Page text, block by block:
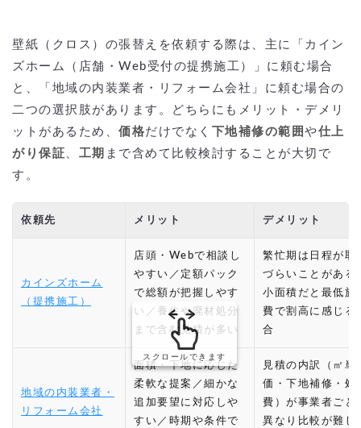
壁紙（クロス）の張替えを依頼する際は、主に「カイン
ズホーム（店舗・Web受付の提携施工）」に頼む場合
と、「地域の内装業者・リフォーム会社」に頼む場合の
二つの選択肢があります。どちらにもメリット・デメリ
ットがあるため、 価格だけでなく 下地補修の範囲 や仕上
がり保証
工期 まで含めて比較検討することが大切で
す。
依頼先 メリット デメリット
カインズホーム
（提携施工）
店頭・Webで相談し
やすい／定額パック
で総額が把握しやす
い／養生や廃材処分
まで含む見積が多い
繁忙期は日程が取
づらいことがある
小面積だと最低施
費で割高に感じる
合
地域の内装業者・
リフォーム会社
面積・下地に応じた
柔軟な提案／細かな
追加要望に対応しや
すい／時期や条件で
見積の内訳（㎡単
価・下地補修・処
費）が事業者ごと
異なり比較が難し
スクロールできます